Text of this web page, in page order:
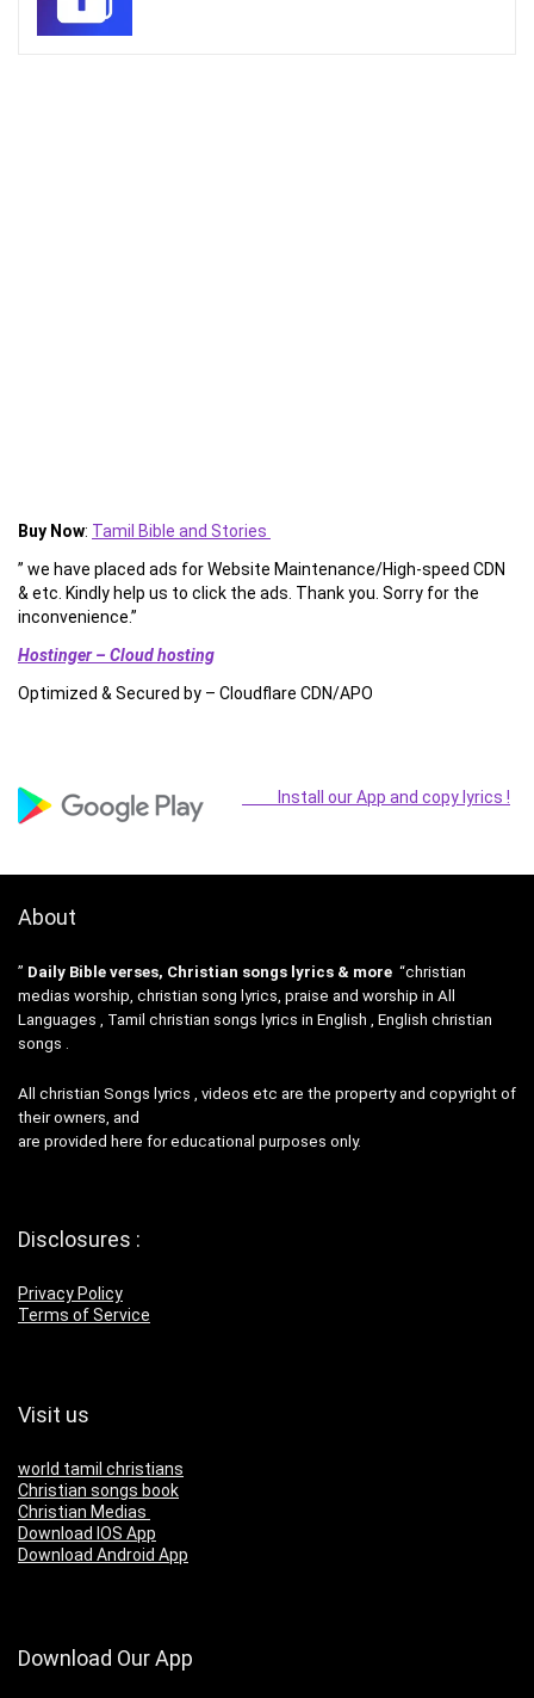
Buy Now: Tamil Bible and Stories
” we have placed ads for Website Maintenance/High-speed CDN
& etc. Kindly help us to click the ads. Thank you. Sorry for the
inconvenience.”
Hostinger – Cloud hosting
Optimized & Secured by – Cloudflare CDN/APO
Install our App and copy lyrics !
About
” Daily Bible verses, Christian songs lyrics & more “christian
medias worship, christian song lyrics, praise and worship in All
Languages , Tamil christian songs lyrics in English , English christian
songs .
All christian Songs lyrics , videos etc are the property and copyright of
their owners, and
are provided here for educational purposes only.
Disclosures :
Privacy Policy
Terms of Service
Visit us
world tamil christians
Christian songs book
Christian Medias
Download IOS App
Download Android App
Download Our App